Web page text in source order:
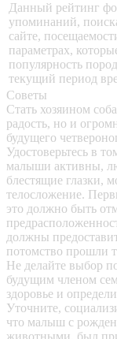
Данный рейтинг
упоминаний,
сайте,
параметрах,
популярность
текущий период
Советы
Стать хозяином
радость, но и
будущего
Удостоверьтесь в
малыши активны,
блестящие глазки,
телосложение.
это должно быть
должны
потомство прошли
Не делайте выбор
будущим членом
здоровье и
Уточните,
что малыш с